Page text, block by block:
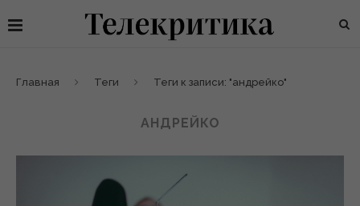
Главная Теги Теги к записи: "андрейко"
АНДРЕЙКО